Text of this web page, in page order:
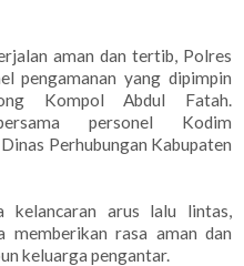
aman dan tertib, Polres
pengamanan yang dipimpin
Kompol Abdul Fatah.
personel Kodim
Perhubungan Kabupaten
kelancaran arus lalu lintas,
memberikan rasa aman dan
keluarga pengantar.